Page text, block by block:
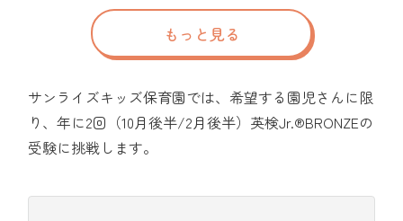
もっと見る
サンライズキッズ保育園では、希望する園児さんに限
り、年に2回（10月後半/2月後半）英検Jr.®BRONZEの
受験に挑戦します。